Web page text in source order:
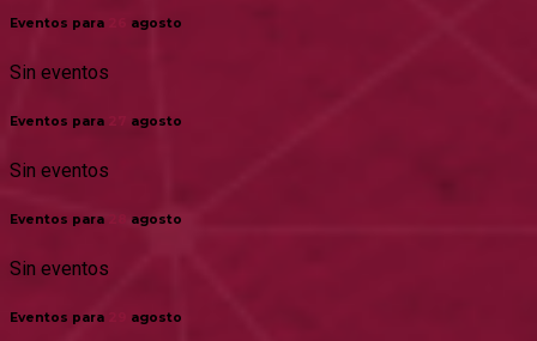
Eventos para agosto
Sin eventos
Eventos para agosto
Sin eventos
Eventos para agosto
Sin eventos
Eventos para agosto